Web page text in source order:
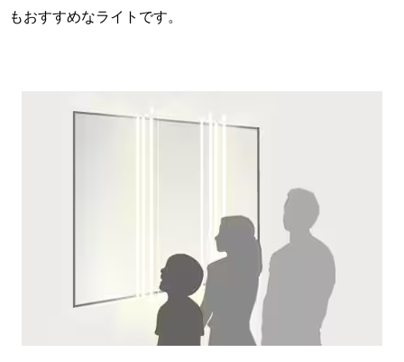
もおすすめなライトです。